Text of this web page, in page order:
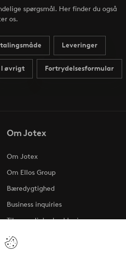
spørgsmål. Her finder du også
os.
Leveringer
I øvrigt Fortrydelsesformular
Om Jotex
Om Jotex
Om Ellos Group
Bæredygtighed
Business inquiries
Tilgængelighedserklæring